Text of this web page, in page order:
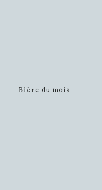
Bière du mois